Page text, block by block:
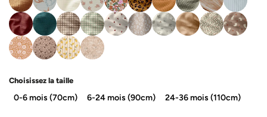
Choisissez la taille
0-6 mois (70cm) 6-24 mois (90cm) 24-36 mois (110cm)